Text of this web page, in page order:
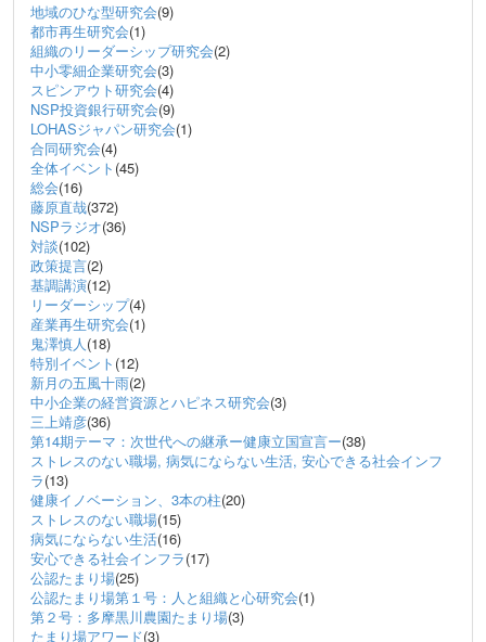
地域のひな型研究会(9)
都市再生研究会(1)
組織のリーダーシップ研究会(2)
中小零細企業研究会(3)
スピンアウト研究会(4)
NSP投資銀行研究会(9)
LOHASジャパン研究会(1)
合同研究会(4)
全体イベント (45)
総会(16)
藤原直哉(372)
NSPラジオ(36)
対談(102)
政策提言(2)
基調講演(12)
リーダーシップ(4)
産業再生研究会(1)
鬼澤慎人(18)
特別イベント (12)
新月の五風十雨(2)
中小企業の経営資源とハピネス研究会(3)
三上靖彦(36)
第14期テーマ：次世代への継承ー健康立国宣言ー(38)
ストレスのない職場, 病気にならない生活, 安心できる社会インフ
ラ(13)
健康イノベーション、3本の柱(20)
ストレスのない職場(15)
病気にならない生活(16)
安心できる社会インフラ(17)
公認たまり場(25)
公認たまり場第１号：人と組織と心研究会(1)
第２号：多摩黒川農園たまり場(3)
たまり場アワード(3)